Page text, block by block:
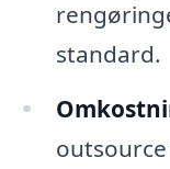
standard.